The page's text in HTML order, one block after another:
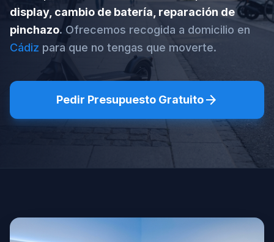
display, cambio de batería, reparación de
pinchazo. Ofrecemos recogida a domicilio en
Cádiz para que no tengas que moverte.
Pedir Presupuesto Gratuitoarrow_forward